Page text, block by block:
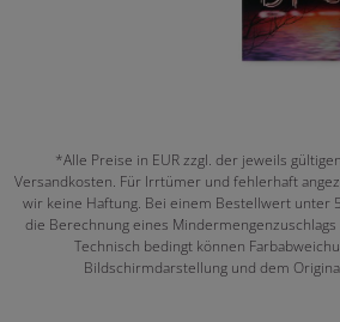
*Alle Preise in EUR zzgl. der jeweils
Versandkosten. Für Irrtümer und fehlerhaft
wir keine Haftung. Bei einem Bestellwert unter
die Berechnung eines Mindermengenzuschlags
Technisch bedingt können
Bildschirmdarstellung und dem